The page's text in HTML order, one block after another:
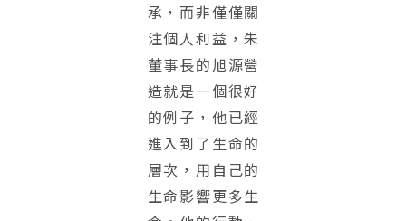
承，而非僅僅關
注個人利益，朱
董事長的旭源營
造就是一個很好
的例子，他已經
進入到了生命的
層次，用自己的
生命影響更多生